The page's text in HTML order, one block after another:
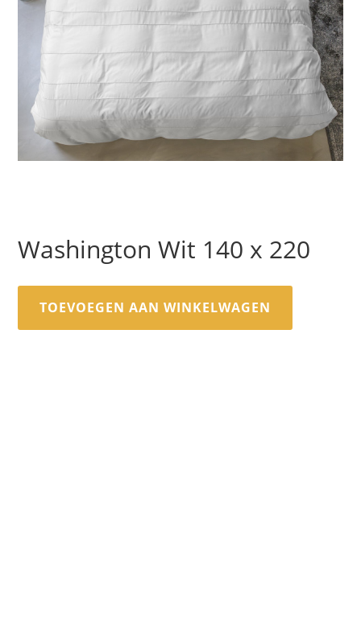
Washington Wit 140 x 220
TOEVOEGEN AAN WINKELWAGEN